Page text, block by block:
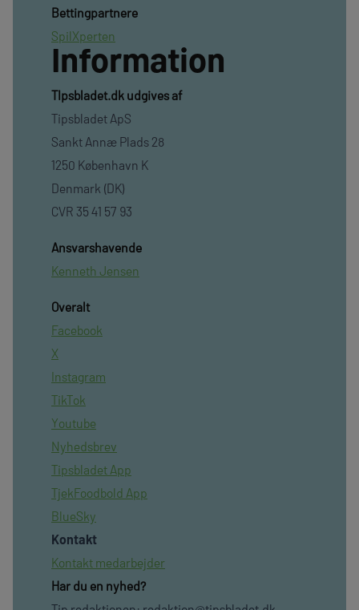
Bettingpartnere
SpilXperten
Information
TIpsbladet.dk udgives af
Tipsbladet ApS
Sankt Annæ Plads 28
1250 København K
Denmark (DK)
CVR 35 41 57 93
Ansvarshavende
Kenneth Jensen
Overalt
Facebook
X
Instagram
TikTok
Youtube
Nyhedsbrev
Tipsbladet App
TjekFoodbold App
BlueSky
Kontakt
Kontakt medarbejder
Har du en nyhed?